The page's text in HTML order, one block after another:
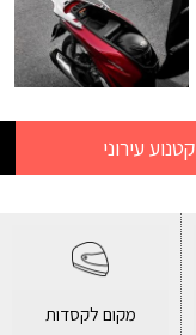
קטנוע עירוני
מקום לקסדות